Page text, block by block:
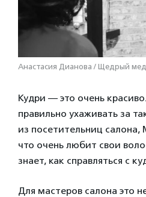
Анастасия Дианова / Щедрый
Кудри — это очень
правильно ухаживать за
из посетительниц салона,
что очень любит свои
знает, как справляться с
Для мастеров салона это